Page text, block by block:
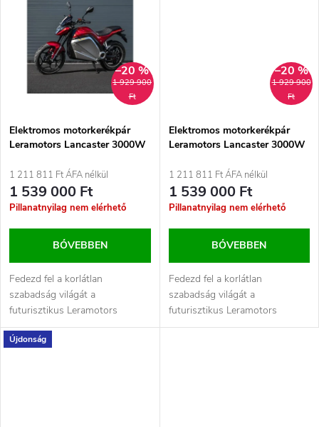
e
a
1 929 900
Ft
–20 %
Elektromos motorkerékpár
Leramotors Lancaster 3000W
1 211 811 Ft ÁFA nélkül
1 539 000 Ft
Pillanatnyilag nem elérhető
BŐVEBBEN
Fedezd fel a korlátlan
szabadság világát a
futurisztikus Leramotors
Lancaster 3000W elektromos
motorkerékpárral! Ez a...
1 929 900
Ft
–20 %
Elektromos motorkerékpár
Leramotors Lancaster 3000W
1 211 811 Ft ÁFA nélkül
1 539 000 Ft
Pillanatnyilag nem elérhető
BŐVEBBEN
Fedezd fel a korlátlan
szabadság világát a
futurisztikus Leramotors
Lancaster 3000W elektromos
Újdonság